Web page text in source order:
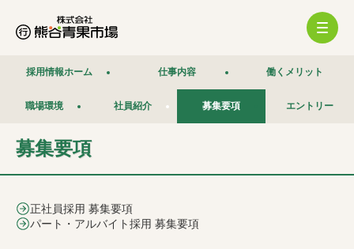
採用情報ホーム 仕事内容 働くメリット
職場環境 社員紹介 募集要項 エントリー
募集要項
正社員採用 募集要項
パート・アルバイト採用 募集要項